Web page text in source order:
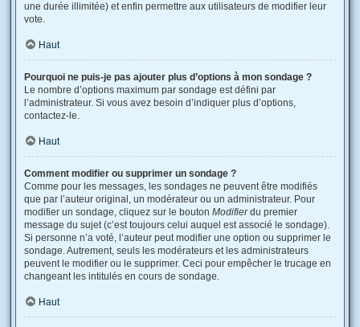
une durée illimitée) et enfin permettre aux utilisateurs de modifier leur
vote.
Haut
Pourquoi ne puis-je pas ajouter plus d’options à mon sondage ?
Le nombre d’options maximum par sondage est défini par
l’administrateur. Si vous avez besoin d’indiquer plus d’options,
contactez-le.
Haut
Comment modifier ou supprimer un sondage ?
Comme pour les messages, les sondages ne peuvent être modifiés
que par l’auteur original, un modérateur ou un administrateur. Pour
modifier un sondage, cliquez sur le bouton Modifierdu premier
message du sujet (c’est toujours celui auquel est associé le sondage).
Si personne n’a voté, l’auteur peut modifier une option ou supprimer le
sondage. Autrement, seuls les modérateurs et les administrateurs
peuvent le modifier ou le supprimer. Ceci pour empêcher le trucage en
changeant les intitulés en cours de sondage.
Haut